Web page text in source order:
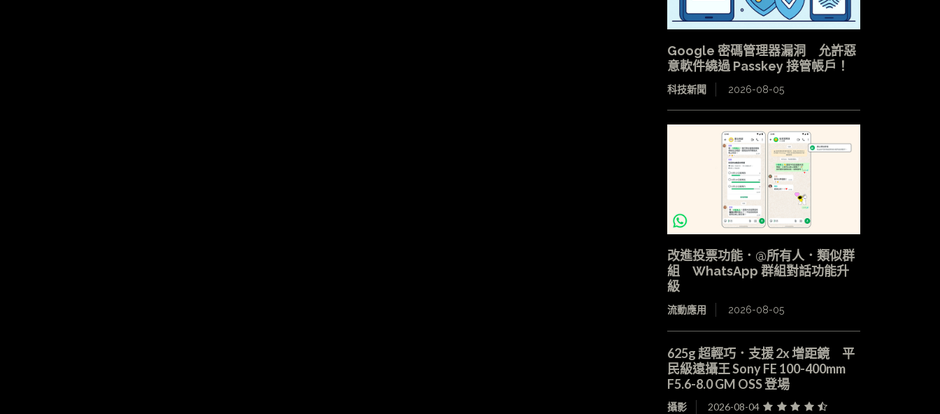
Google 密碼管理器漏洞 允許惡
意軟件繞過 Passkey 接管帳戶！
科技新聞 2026-08-05
改進投票功能．@所有人．類似群
組 WhatsApp 群組對話功能升
級
流動應用 2026-08-05
625g 超輕巧．支援 2x 增距鏡 平
民級遠攝王 Sony FE 100-400mm
F5.6-8.0 GM OSS 登場
攝影 2026-08-04